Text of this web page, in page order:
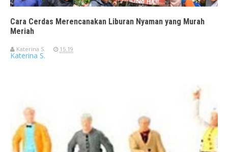
Cara Cerdas Merencanakan Liburan Nyaman yang Murah
Meriah
Katerina S. 15.19
Katerina S.